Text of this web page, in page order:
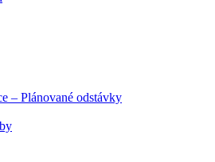
– Plánované odstávky